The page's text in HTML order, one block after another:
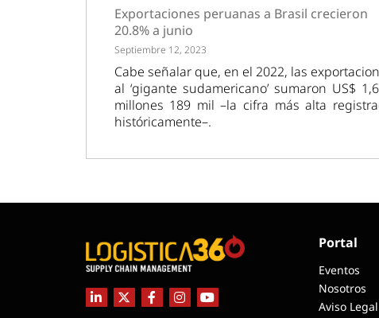
Exportaciones peruanas a Brasil crecieron
20.8% a junio
Septiembre 12, 2023
Cabe señalar que, en el 2022, las
al ‘gigante sudamericano’ sumaron US$
millones 189 mil –la cifra más alta
históricamente–.
Portal
Eventos
Nosotros
Aviso Legal